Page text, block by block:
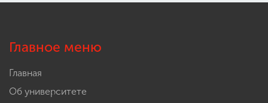
Главное меню
Главная
Об университете